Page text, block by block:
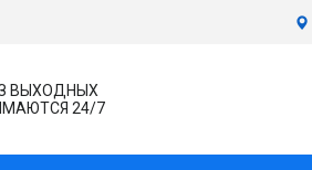
ВЫХОДНЫХ
24/7